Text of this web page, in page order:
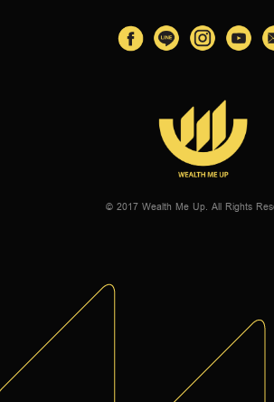
© 2017 Wealth Me Up. All Rights